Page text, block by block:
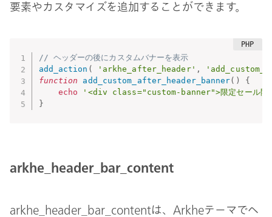
要素やカスタマイズを追加することができます。
// ヘッダーの後にカスタムバナーを表示
add_action ( 'arkhe_after_header' ,
function
add_custom_after_header_banner( )
{
echo
'<div class="custom-banner">限定セール開
}
arkhe_header_bar_content
arkhe_header_bar_contentは、Arkheテーマでヘ